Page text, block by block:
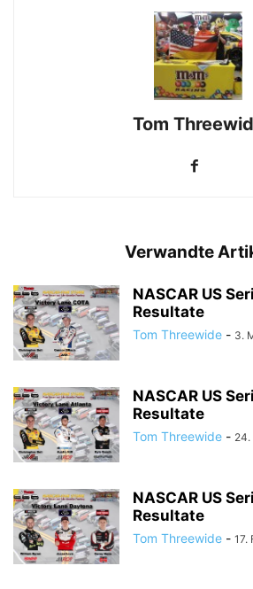
Tom
Verwandte
NASCAR US
Resultate
Tom Threewide - 3.
NASCAR US
Resultate
Tom Threewide - 24.
NASCAR US
Resultate
Tom Threewide - 17.